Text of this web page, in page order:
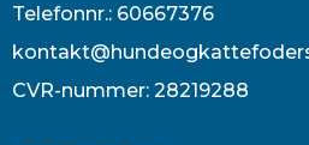
Telefonnr.: 60667376
CVR-nummer: 28219288